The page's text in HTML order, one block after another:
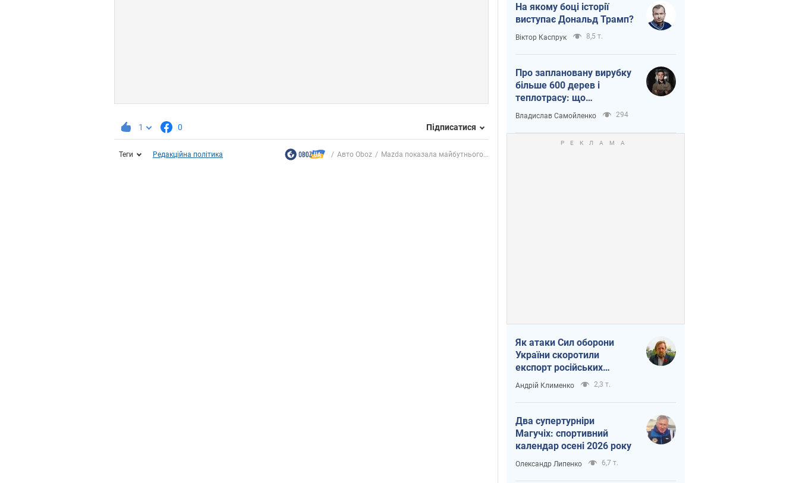
1 0 Підписатися
Теги Редакційна політика Авто Oboz Mazda показала майбутнього...
На якому боці історії
виступає Дональд Трамп?
Віктор Каспрук 8,5 т.
Про заплановану вирубку
більше 600 дерев і
теплотрасу: що
відбувається на Теремках
у Києві
Владислав Самойленко 294
Як атаки Сил оборони
України скоротили
експорт російських
нафтопродуктів
Андрій Клименко 2,3 т.
Два супертурніри
Магучіх: спортивний
календар осені 2026 року
Олександр Липенко 6,7 т.